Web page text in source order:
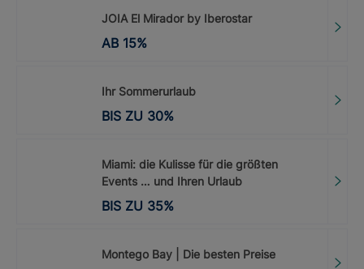
JOIA El Mirador by Iberostar
AB 15%
Ihr Sommerurlaub
BIS ZU 30%
Miami: die Kulisse für die größten
Events … und Ihren Urlaub
BIS ZU 35%
Montego Bay | Die besten Preise